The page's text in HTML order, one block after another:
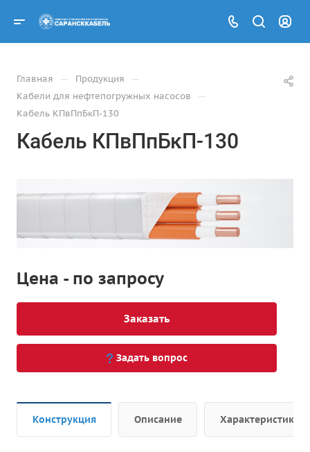
Главная — Продукция —
Кабели для нефтепогружных насосов —
Кабель КПвПпБкП-130
Кабель КПвПпБкП-130
Цена - по запросу
Заказать
Задать вопрос
Конструкция Описание Характеристики